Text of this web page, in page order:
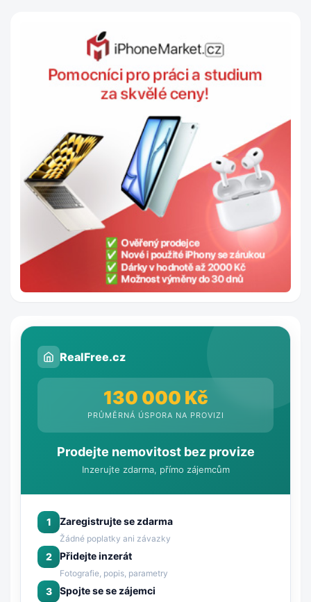
RealFree.cz
130 000 Kč
PRŮMĚRNÁ ÚSPORA NA PROVIZI
Prodejte nemovitost bez provize
Inzerujte zdarma, přímo zájemcům
1 Zaregistrujte se zdarma
Žádné poplatky ani závazky
2 Přidejte inzerát
Fotografie, popis, parametry
3 Spojte se se zájemci